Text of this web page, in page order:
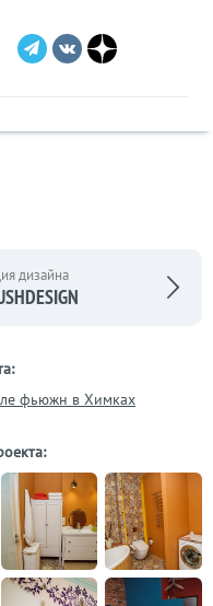
дизайна
фьюжн в Химках